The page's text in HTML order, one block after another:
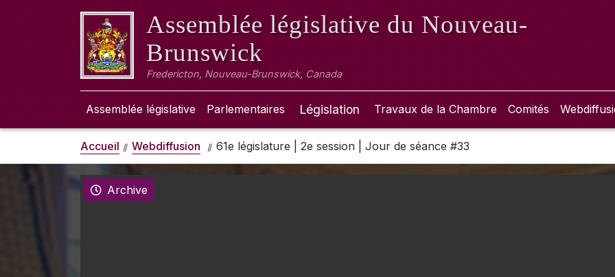
Assemblée législative du Nouveau-
Brunswick
Fredericton, Nouveau-Brunswick, Canada
Assemblée législative Parlementaires Législation Travaux de la Chambre Comités
Accueil Webdiffusion 61e législature | 2e session | Jour de séance #33
Archive